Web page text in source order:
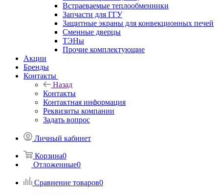
Встраеваемые теплообменники
Запчасти для ГГУ
Защитные экраны для конвекционных печей
Сменные дверцы
ТЭНы
Прочие комплектующие
Акции
Бренды
Контакты
Назад
Контакты
Контактная информация
Реквизиты компании
Задать вопрос
Личный кабинет
Корзина0
Отложенные0
Сравнение товаров0